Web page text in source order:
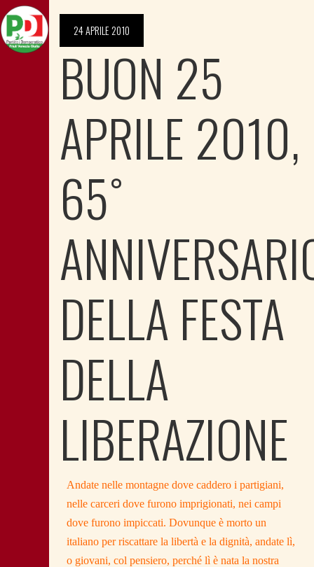
24 APRILE 2010
BUON 25
APRILE 2010,
65˚
DELLA FESTA
DELLA
LIBERAZIONE
Andate nelle montagne dove caddero i partigiani,
nelle carceri dove furono imprigionati, nei campi
dove furono impiccati. Dovunque è morto un
italiano per riscattare la libertà e la dignità, andate lì,
o giovani, col pensiero, perché lì è nata la nostra